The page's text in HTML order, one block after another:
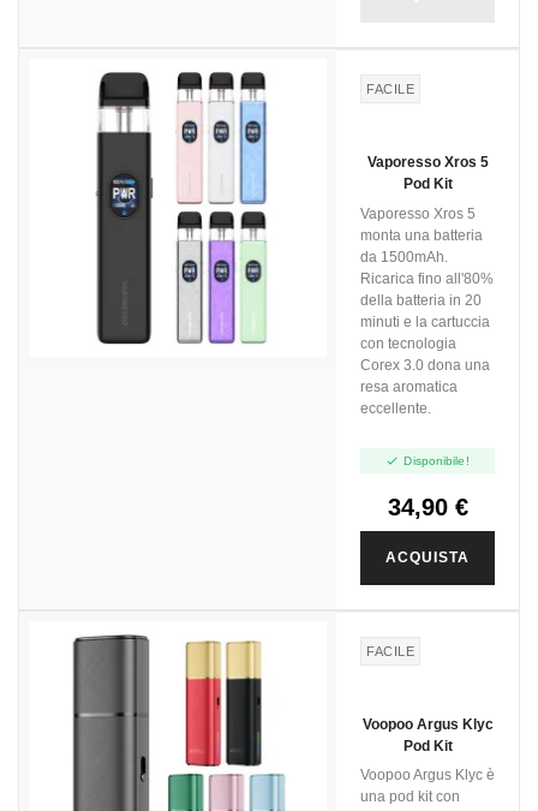
FACILE
Vaporesso Xros 5
Pod Kit
Vaporesso Xros 5
monta una batteria
da 1500mAh.
Ricarica fino all'80%
della batteria in 20
minuti e la cartuccia
con tecnologia
Corex 3.0 dona una
resa aromatica
eccellente.
 Disponibile!
34,90 €
ACQUISTA
FACILE
Voopoo Argus Klyc
Pod Kit
Voopoo Argus Klyc è
una pod kit con